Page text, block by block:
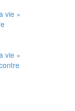
vie »
vie »